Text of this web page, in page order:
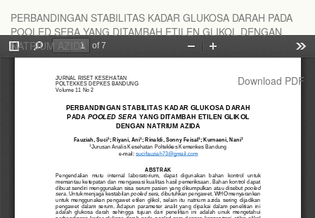
Article
Details
PERBANDINGAN STABILITAS KADAR GLUKOSA DARAH PADA
POOLED SERA YANG DITAMBAH ETILEN GLIKOL DENGAN
NATRIUM AZIDA
Download
Download PDF